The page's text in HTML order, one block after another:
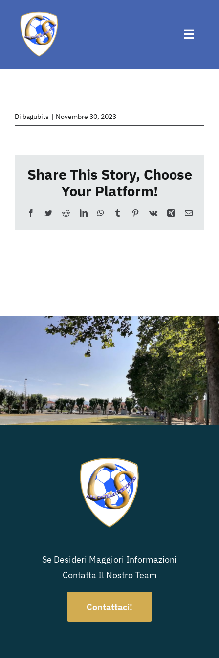
contenuto
Toggle
Chi siamo
News
Di bagubits | Novembre 30, 2023
Share This Story, Choose
Your Platform!
Facebook
TwitterRedditLinkedInWhatsApp
TumblrPinterest
Vk Xing Email
Se Desideri Maggiori Informazioni
Contatta Il Nostro Team
Contattaci!